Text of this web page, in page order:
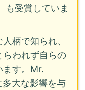
も受賞していま
柄で知られ、
らわれず自らの
ます。Mr.
大な影響を与